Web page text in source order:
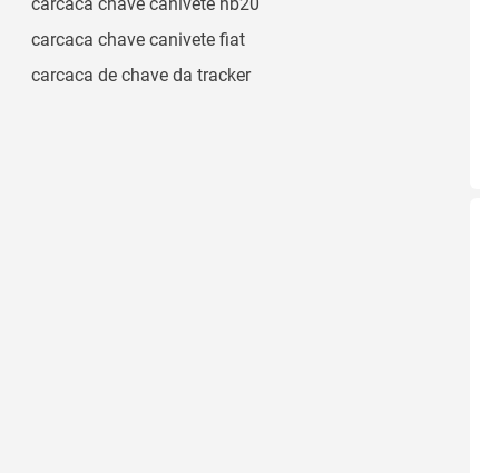
carcaca chave canivete fiat
carcaca de chave da tracker